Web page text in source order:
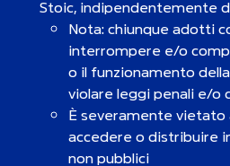
Stoic, indipendentemente
Nota: chiunque adotti
interrompere e/o
o il funzionamento
violare leggi penali e/o
È severamente
accedere o distribuire
non pubblici